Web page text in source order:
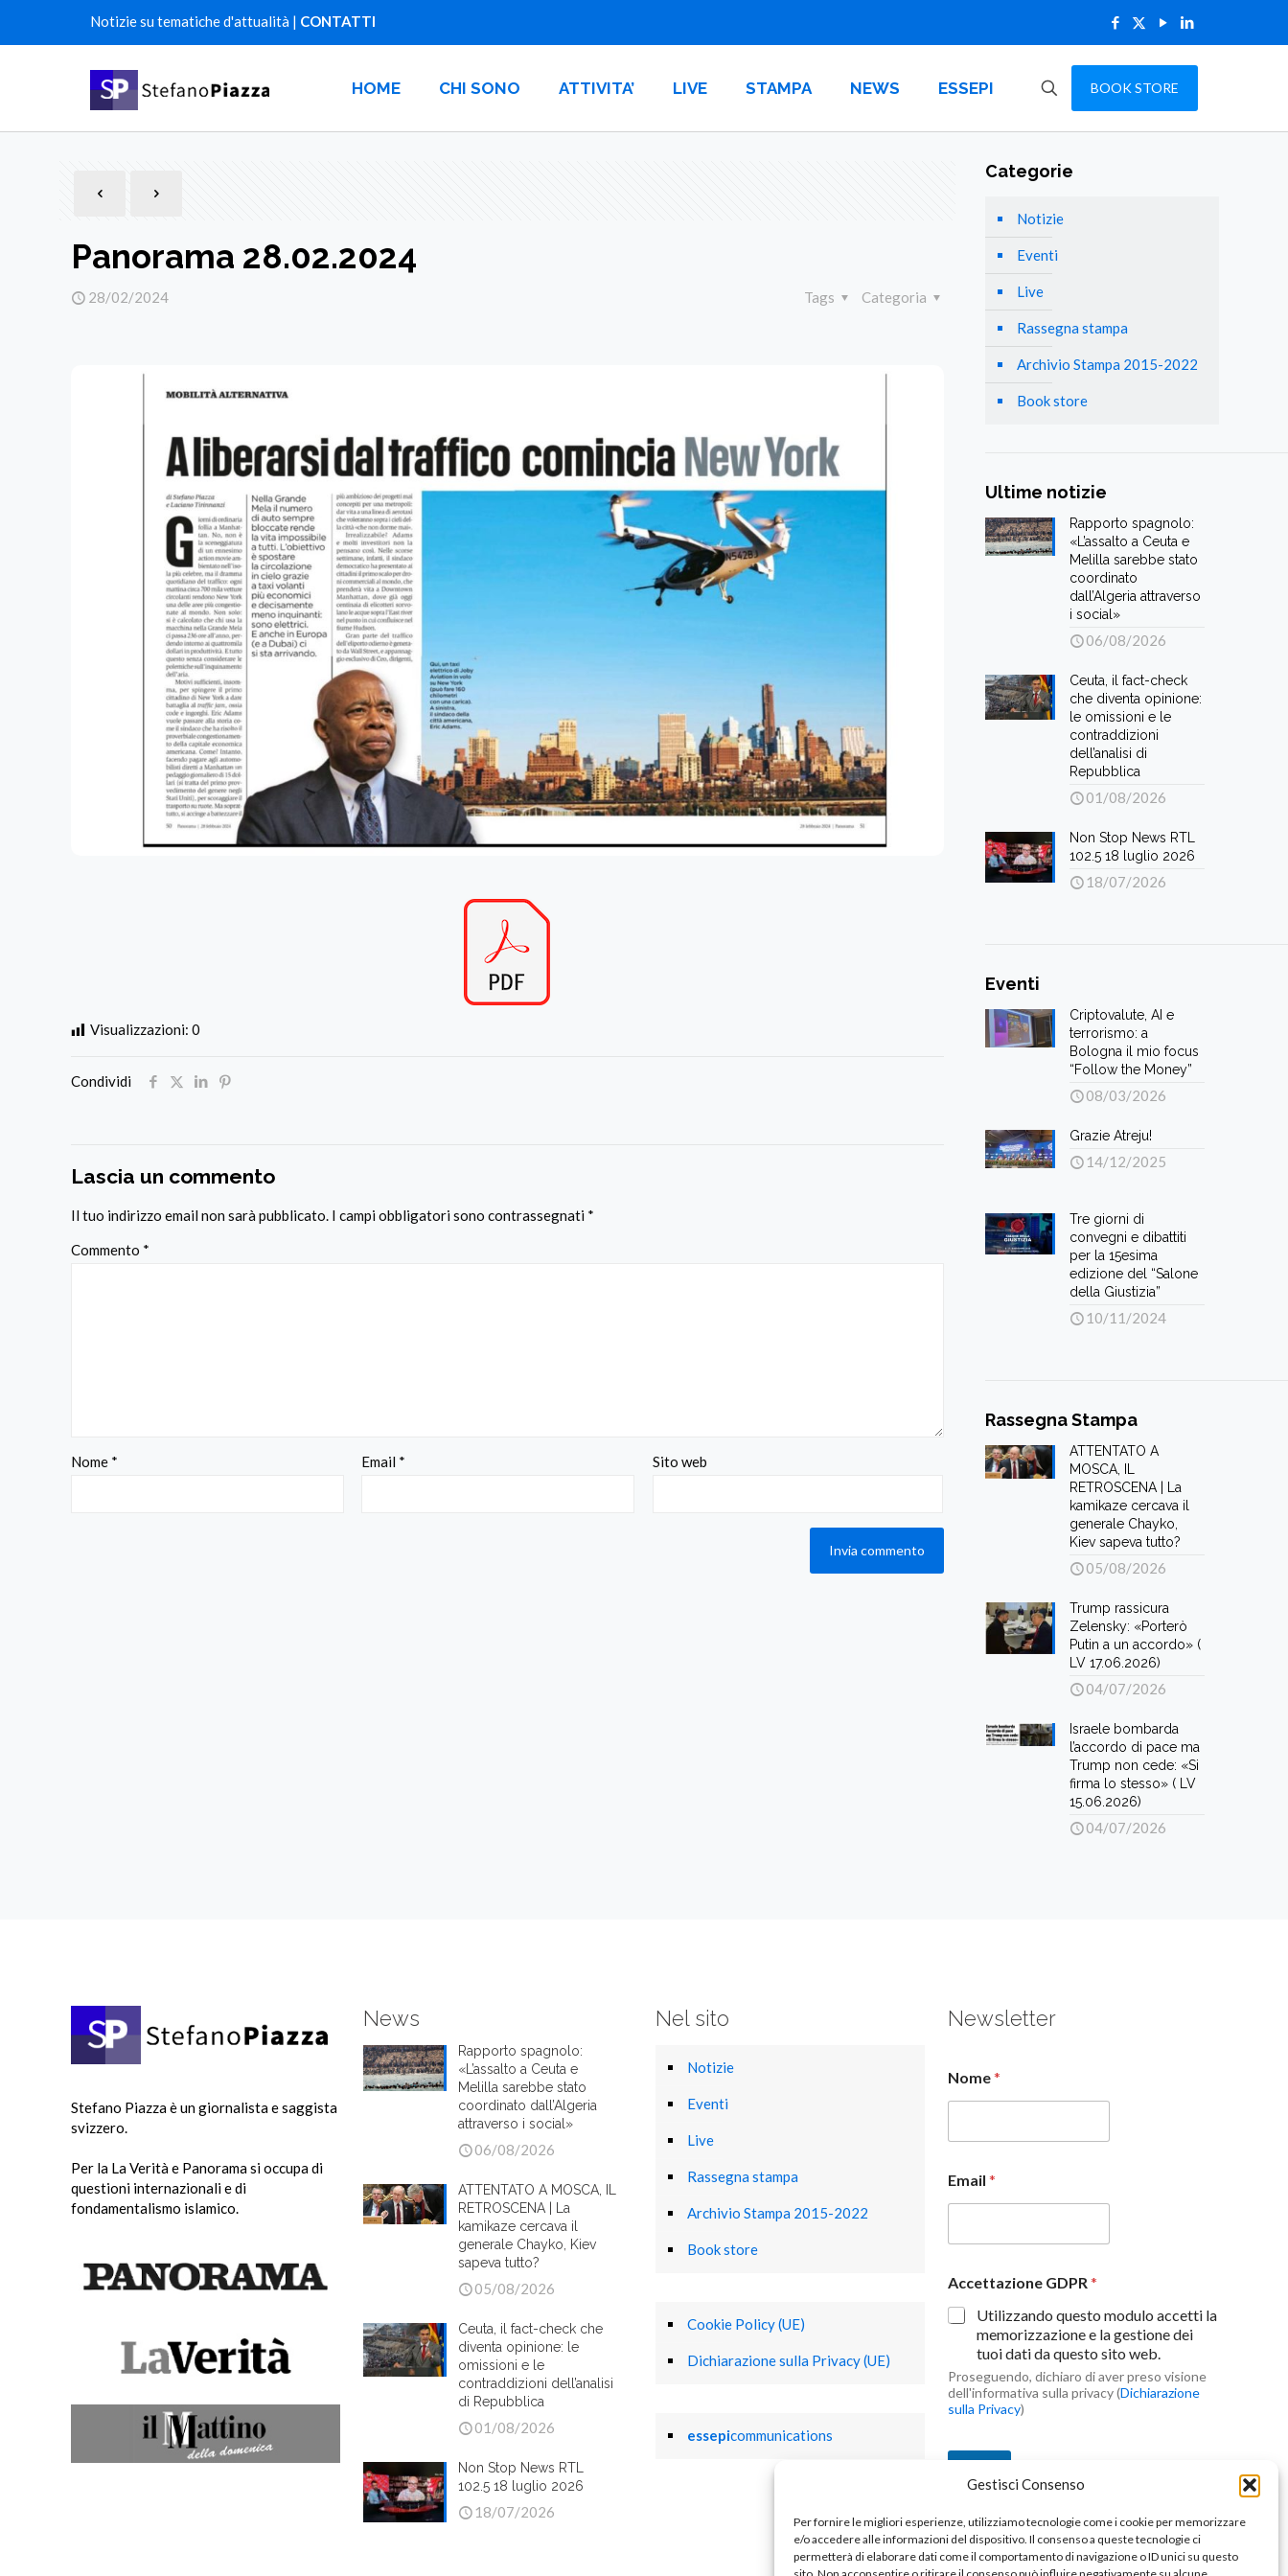
Gestisci Consenso
Per fornire le migliori esperienze, utilizziamo tecnologie come i cookie per memorizzare
e/o accedere alle informazioni del dispositivo. Il consenso a queste tecnologie ci
permetterà di elaborare dati come il comportamento di navigazione o ID unici su questo
Notizie su tematiche d'attualità | CONTATTI
HOME CHI SONO ATTIVITA’ LIVE STAMPA NEWS ESSEPI BOOK STORE
Panorama 28.02.2024
28/02/2024 Categoria
Tags
Visualizzazioni: 0
Condividi
Lascia un commento
Il tuo indirizzo email non sarà pubblicato. I campi obbligatori sono contrassegnati *
Commento *
Nome * Email * Sito web
Categorie
Notizie
Eventi
Live
Rassegna stampa
Archivio Stampa 2015-2022
Book store
Ultime notizie
Rapporto spagnolo:
«L’assalto a Ceuta e
Melilla sarebbe stato
coordinato
dall’Algeria attraverso
i social»
06/08/2026
Ceuta, il fact-check
che diventa opinione:
le omissioni e le
contraddizioni
dell’analisi di
Repubblica
01/08/2026
Non Stop News RTL
102.5 18 luglio 2026
18/07/2026
Eventi
Criptovalute, AI e
terrorismo: a
Bologna il mio focus
“Follow the Money”
08/03/2026
Grazie Atreju!
14/12/2025
Tre giorni di
convegni e dibattiti
per la 15esima
edizione del “Salone
della Giustizia”
10/11/2024
Rassegna Stampa
ATTENTATO A
MOSCA, IL
RETROSCENA | La
kamikaze cercava il
generale Chayko,
Kiev sapeva tutto?
05/08/2026
Trump rassicura
Zelensky: «Porterò
Putin a un accordo» (
LV 17.06.2026)
04/07/2026
Israele bombarda
l’accordo di pace ma
Trump non cede: «Si
firma lo stesso» ( LV
15.06.2026)
04/07/2026
Stefano Piazza è un giornalista e saggista
svizzero.
Per la La Verità e Panorama si occupa di
questioni internazionali e di
fondamentalismo islamico.
News
Rapporto spagnolo:
«L’assalto a Ceuta e
Melilla sarebbe stato
coordinato dall’Algeria
attraverso i social»
06/08/2026
ATTENTATO A MOSCA, IL
RETROSCENA | La
kamikaze cercava il
generale Chayko, Kiev
sapeva tutto?
05/08/2026
Ceuta, il fact-check che
diventa opinione: le
omissioni e le
contraddizioni dell’analisi
di Repubblica
01/08/2026
Non Stop News RTL
102.5 18 luglio 2026
18/07/2026
Nel sito
Notizie
Eventi
Live
Rassegna stampa
Archivio Stampa 2015-2022
Book store
Cookie Policy (UE)
Dichiarazione sulla Privacy (UE)
essepicommunications
Newsletter
Nome*
Email *
Accettazione GDPR*
Utilizzando questo modulo accetti la
memorizzazione e la gestione dei
tuoi dati da questo sito web.
Proseguendo, dichiaro di aver preso visione
dell'informativa sulla privacy (Dichiarazione
sulla Privacy)